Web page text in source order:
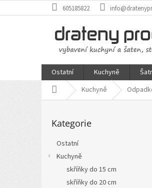
na
605185822
Ostatní Kuchyně
Domů Kuchyně
kategorie
Kategorie
Ostatní
Kuchyně
skříňky do 15 cm
skříňky do 20 cm